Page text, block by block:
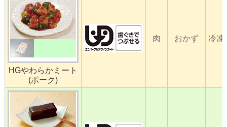
HGやわらかミート
(ポーク)
肉 おかず 冷凍